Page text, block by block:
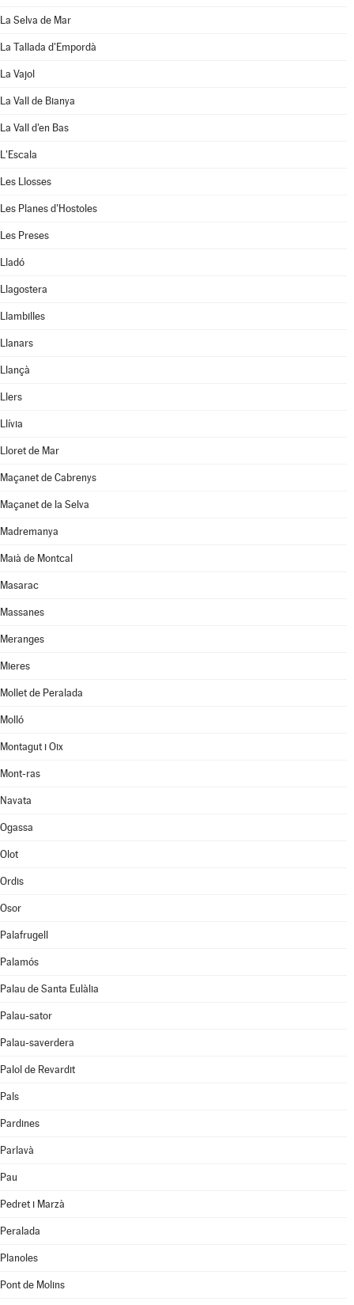
La Selva de Mar
La Tallada d'Empordà
La Vajol
La Vall de Bianya
La Vall d'en Bas
L'Escala
Les Llosses
Les Planes d'Hostoles
Les Preses
Lladó
Llagostera
Llambilles
Llanars
Llançà
Llers
Llívia
Lloret de Mar
Maçanet de Cabrenys
Maçanet de la Selva
Madremanya
Maià de Montcal
Masarac
Massanes
Meranges
Mieres
Mollet de Peralada
Molló
Montagut i Oix
Mont-ras
Navata
Ogassa
Olot
Ordis
Osor
Palafrugell
Palamós
Palau de Santa Eulàlia
Palau-sator
Palau-saverdera
Palol de Revardit
Pals
Pardines
Parlavà
Pau
Pedret i Marzà
Peralada
Planoles
Pont de Molins